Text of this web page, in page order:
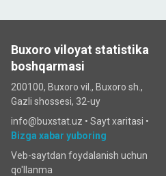
Buxoro viloyat statistika
boshqarmasi
200100, Buxoro vil., Buxoro sh.,
Gazli shossesi, 32-uy
info@buxstat.uz • Sayt xaritasi •
Bizga xabar yuboring
Veb-saytdan foydalanish uchun
qo'llanma